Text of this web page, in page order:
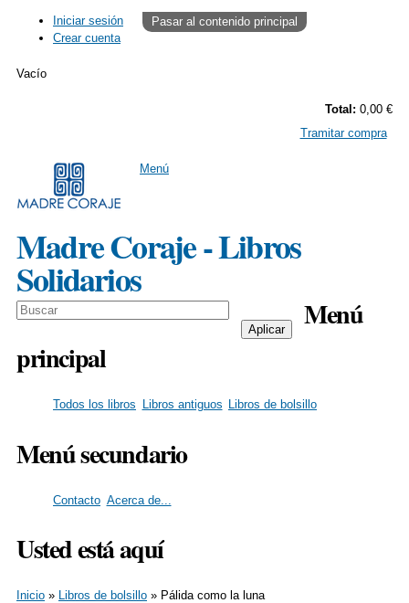
Pasar al contenido principal
Iniciar sesión
Crear cuenta
Vacío
Total: 0,00 €
Tramitar compra
Madre Coraje - Libros
Solidarios
Menú
Menú
principal
Todos los libros Libros antiguos Libros de bolsillo
Menú secundario
Contacto Acerca de...
Usted está aquí
Inicio » Libros de bolsillo » Pálida como la luna